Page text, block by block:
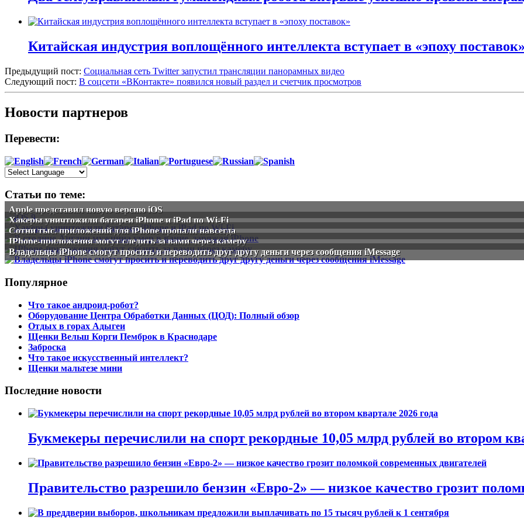
Китайская индустрия воплощённого интеллекта вступает в «эпоху
Предыдущий пост: Социальная сеть Twitter запустил трансляции панорамных видео
Следующий пост: В соцсети «ВКонтакте» появился новый раздел и счетчик просмотров
Новости партнеров
Перевести:
Статьи по теме:
Apple представил новую версию iOS
Хакеры уничтожили батареи iPhone и iPad по Wi-Fi
Сотни тыс. приложений для iPhone пропали навсегда
IPhone-приложения могут следить за вами через камеру
Владельцы iPhone смогут просить и переводить друг другу деньги через сообщения iMessage
Популярное
Что такое андроид-робот?
Оборудование Центра Обработки Данных (ЦОД): Полный обзор
Отдых в горах Адыгеи
Щенки Вельш Корги Пемброк в Краснодаре
Заброска
Что такое искусственный интеллект?
Щенки мальтезе мини
Последние новости
Букмекеры перечислили на спорт рекордные 10,05 млрд рублей во втором
Правительство разрешило бензин «Евро-2» — низкое качество грозит